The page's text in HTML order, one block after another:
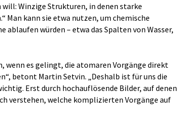
will: Winzige Strukturen, in denen starke
Man kann sie etwa nutzen, um chemische
würden – etwa das Spalten von Wasser,
wenn es gelingt, die atomaren Vorgänge direkt
betont Martin Setvin. „Deshalb ist für uns die
Erst durch hochauflösende Bilder, auf denen
verstehen, welche komplizierten Vorgänge auf